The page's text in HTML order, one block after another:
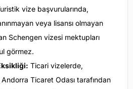
vize başvurularında,
veya lisansı olmayan
Schengen vizesi mektupları
görmez.
Ticari vizelerde,
Ticaret Odası tarafından